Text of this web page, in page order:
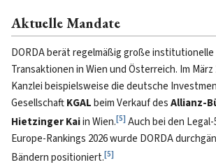
Aktuelle Mandate
DORDA berät regelmäßig große
Transaktionen in Wien und Österreich. Im
Kanzlei beispielsweise die deutsche
GesellschaftKGALbeim Verkauf desAllianz-
Hietzinger Kaiin Wien.[5]Auch bei den
Europe-Rankings 2026 wurde DORDA
Bändern positioniert.[5]